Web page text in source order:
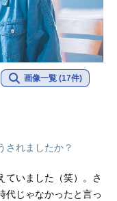
画像一覧 (17件)
れましたか？
ていました（笑）。さ
代じゃなかったと言っ